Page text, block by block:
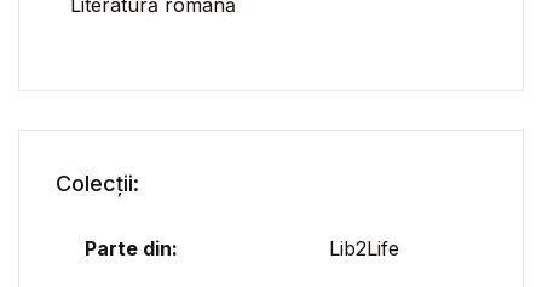
Colecții:
Parte din: Lib2Life